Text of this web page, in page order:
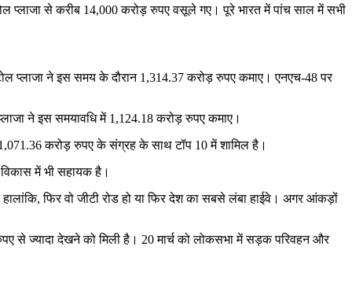
प्लाजा से करीब 14,000 करोड़ रुपए वसूले गए। पूरे भारत में पांच साल में सभी
प्लाजा ने इस समय के दौरान 1,314.37 करोड़ रुपए कमाए। एनएच-48 पर
ने इस समयावधि में 1,124.18 करोड़ रुपए कमाए।
करोड़ रुपए के संग्रह के साथ टॉप 10 में शामिल है।
में भी सहायक है।
फिर वो जीटी रोड हो या फिर देश का सबसे लंबा हाईवे। अगर आंकड़ों
से ज्यादा देखने को मिली है। 20 मार्च को लोकसभा में सड़क परिवहन और